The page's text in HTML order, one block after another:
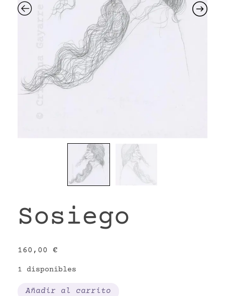
Sosiego
160,00 €
1 disponibles
Sosiego
Añadir al carrito